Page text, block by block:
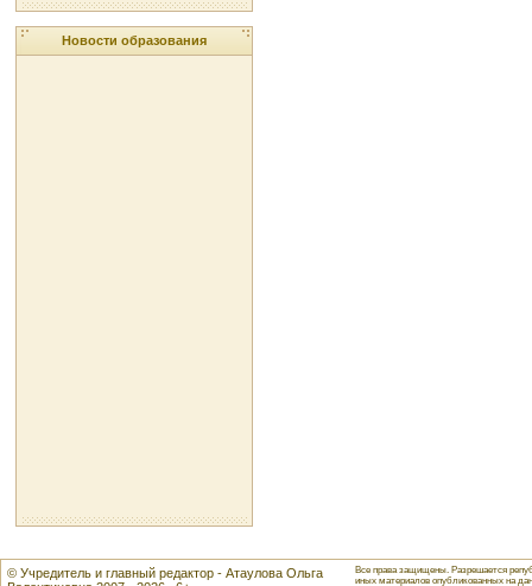
Новости образования
© Учредитель и главный редактор - Атаулова Ольга
Все права защищены. Разрешается
иных материалов опубликованных на